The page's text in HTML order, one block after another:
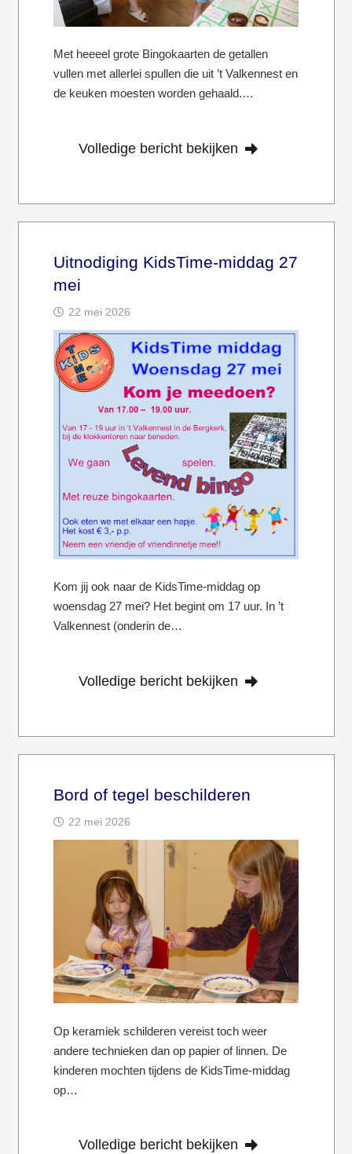
Met heeeel grote Bingokaarten de getallen
vullen met allerlei spullen die uit ’t Valkennest en
de keuken moesten worden gehaald.…
Volledige bericht bekijken
Uitnodiging KidsTime-middag 27
mei
22 mei 2026
Kom jij ook naar de KidsTime-middag op
woensdag 27 mei? Het begint om 17 uur. In ’t
Valkennest (onderin de…
Volledige bericht bekijken
Bord of tegel beschilderen
22 mei 2026
Op keramiek schilderen vereist toch weer
andere technieken dan op papier of linnen. De
kinderen mochten tijdens de KidsTime-middag
op…
Volledige bericht bekijken